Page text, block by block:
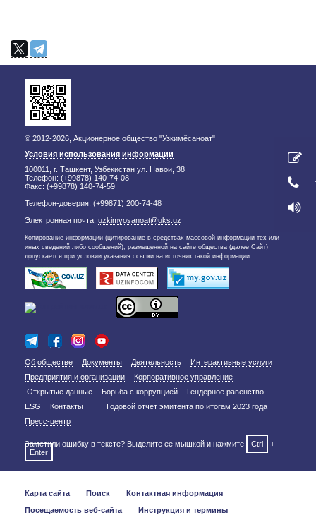
© 2012-2026, Акционерное общество "Узкимёсаноат"
Условия использования информации
100011, г. Ташкент, Узбекистан ул. Навои, 38
Телефон: (+99878) 140-74-08
Факс: (+99878) 140-74-59
Телефон-доверия: (+99871) 200-74-48
Электронная почта: uzkimyosanoat@uks.uz
Копирование информации (цитирование в средствах массовой информации тех или
иных сведений либо сообщений), размещенной на сайте общества (далее Сайт)
допускается при условии указания ссылки на источник такой информации.
Об обществе Документы Деятельность
Интерактивные услуги
Предприятия и организации
Корпоративное управление
Открытые данные
Борьба с коррупцией
Гендерное равенство
ESG
Контакты
Годовой отчет эмитента по итогам 2023 года
Пресс-центр
Заметили ошибку в тексте? Выделите ее мышкой и нажмите Ctrl
+
Enter
Карта сайта Поиск
Контактная информация
Посещаемость веб-сайта
Инструкция и термины